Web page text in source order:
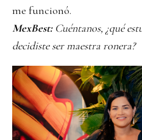
me funcionó.
MexBest: Cuéntanos, ¿qué
decidiste ser maestra ronera?